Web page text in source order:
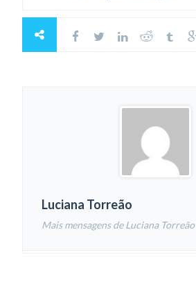
Luciana Torreão
Mais mensagens de Luciana Torreão